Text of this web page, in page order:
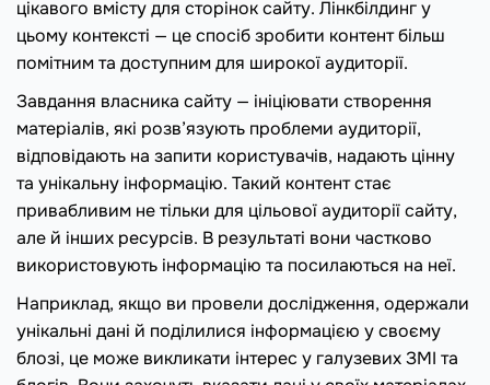
цікавого вмісту для сторінок сайту. Лінкбілдинг у
цьому контексті — це спосіб зробити контент більш
помітним та доступним для широкої аудиторії.
Завдання власника сайту — ініціювати створення
матеріалів, які розв’язують проблеми аудиторії,
відповідають на запити користувачів, надають цінну
та унікальну інформацію. Такий контент стає
привабливим не тільки для цільової аудиторії сайту,
але й інших ресурсів. В результаті вони частково
використовують інформацію та посилаються на неї.
Наприклад, якщо ви провели дослідження, одержали
унікальні дані й поділилися інформацією у своєму
блозі, це може викликати інтерес у галузевих ЗМІ та